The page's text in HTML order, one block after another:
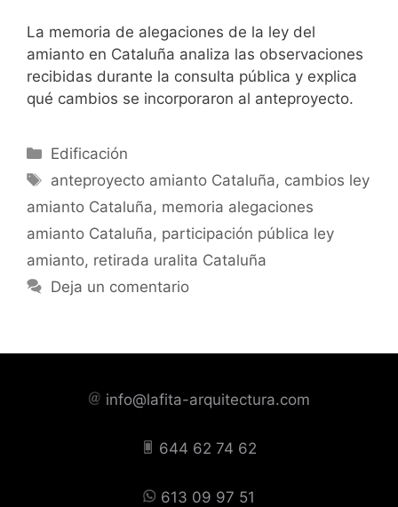
La memoria de alegaciones de la ley del
amianto en Cataluña analiza las observaciones
recibidas durante la consulta pública y explica
qué cambios se incorporaron al anteproyecto.
Categorías
Edificación
Etiquetas
anteproyecto amianto Cataluña, cambios ley
amianto Cataluña, memoria alegaciones
amianto Cataluña, participación pública ley
amianto, retirada uralita Cataluña
Deja un comentario
info@lafita-arquitectura.com
644 62 74 62
613 09 97 51